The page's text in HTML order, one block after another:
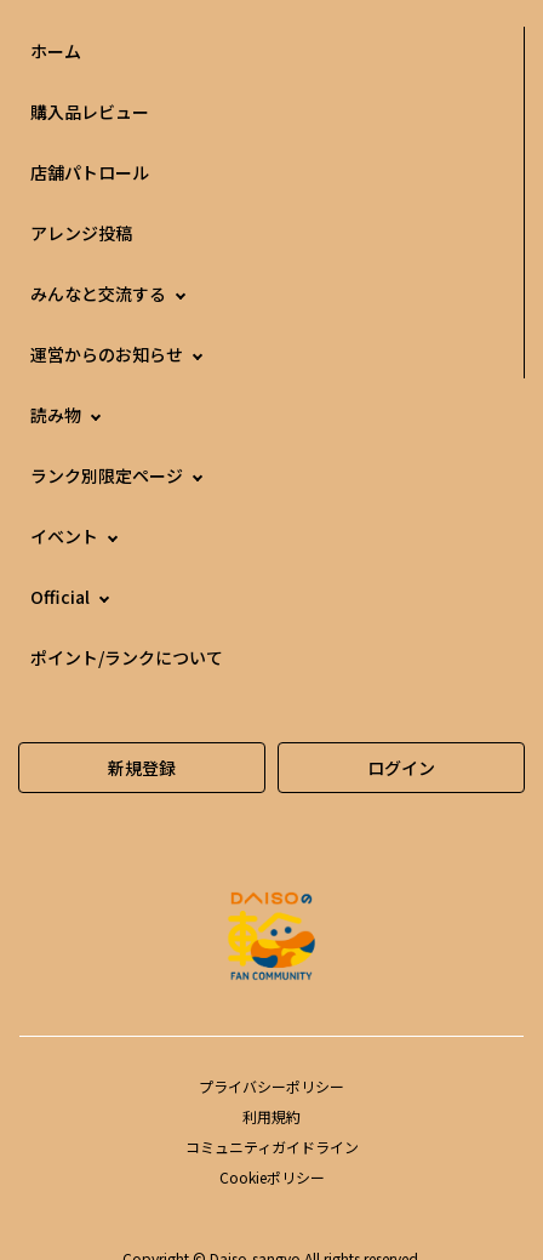
ホーム
購入品レビュー
店舗パトロール
アレンジ投稿
みんなと交流する
運営からのお知らせ
読み物
ランク別限定ページ
イベント
Official
ポイント/ランクについて
新規登録 ログイン
プライバシーポリシー
利用規約
コミュニティガイドライン
Cookieポリシー